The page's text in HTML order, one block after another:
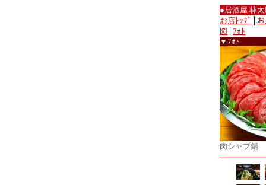
●居酒屋 林
お店ﾄｯﾌﾟ
図
ﾌｫﾄ
▼ﾌｫﾄ
肉シャブ鍋